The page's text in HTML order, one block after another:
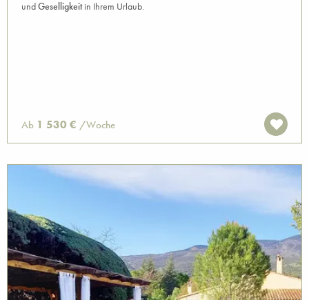
undGeselligkeitin Ihrem Urlaub.
Ab 1 530 € /Woche